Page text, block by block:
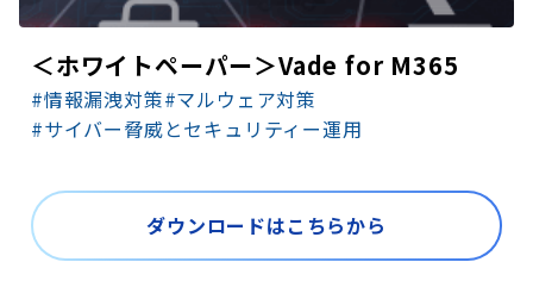
＜ホワイトペーパー＞Vade for M365
#情報漏洩対策#マルウェア対策
#サイバー脅威とセキュリティー運用
ダウンロードはこちらから